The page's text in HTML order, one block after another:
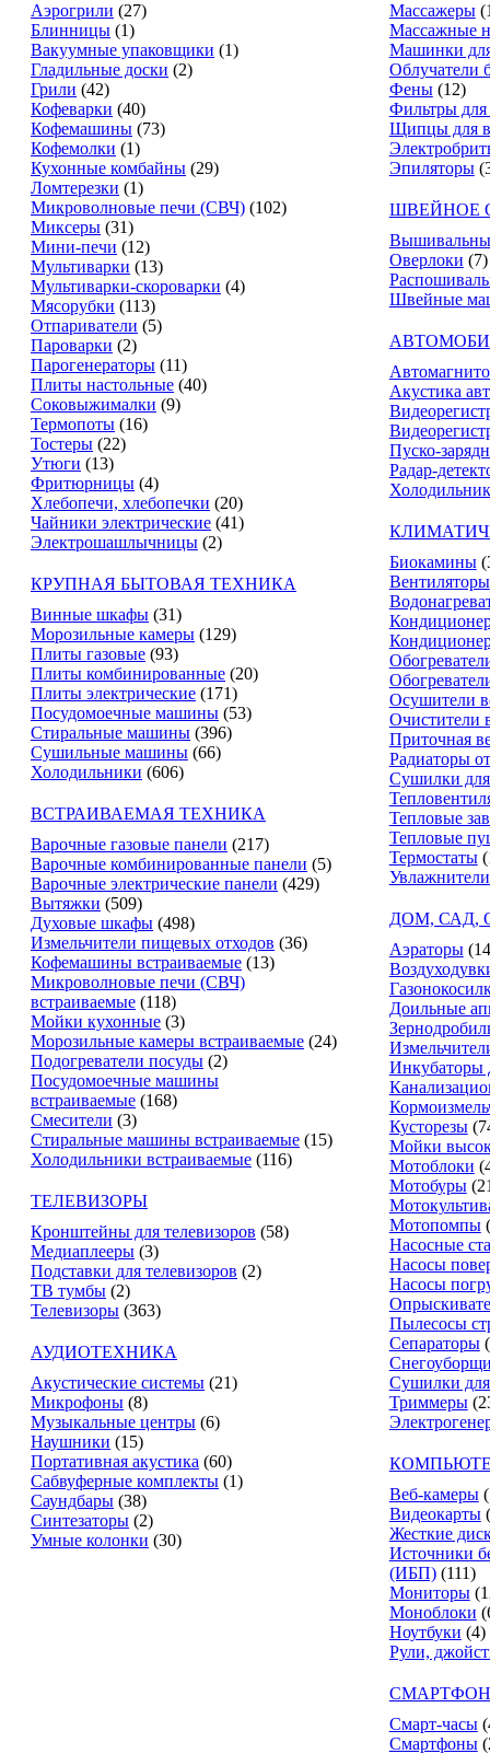
Аэрогрили (27)
Блинницы (1)
Вакуумные упаковщики (1)
Гладильные доски (2)
Грили (42)
Кофеварки (40)
Кофемашины (73)
Кофемолки (1)
Кухонные комбайны (29)
Ломтерезки (1)
Микроволновые печи (СВЧ) (102)
Миксеры (31)
Мини-печи (12)
Мультиварки (13)
Мультиварки-скороварки (4)
Мясорубки (113)
Отпариватели (5)
Пароварки (2)
Парогенераторы (11)
Плиты настольные (40)
Соковыжималки (9)
Термопоты (16)
Тостеры (22)
Утюги (13)
Фритюрницы (4)
Хлебопечи, хлебопечки (20)
Чайники электрические (41)
Электрошашлычницы (2)
КРУПНАЯ БЫТОВАЯ ТЕХНИКА
Винные шкафы (31)
Морозильные камеры (129)
Плиты газовые (93)
Плиты комбинированные (20)
Плиты электрические (171)
Посудомоечные машины (53)
Стиральные машины (396)
Сушильные машины (66)
Холодильники (606)
ВСТРАИВАЕМАЯ ТЕХНИКА
Варочные газовые панели (217)
Варочные комбинированные панели (5)
Варочные электрические панели (429)
Вытяжки (509)
Духовые шкафы (498)
Измельчители пищевых отходов (36)
Кофемашины встраиваемые (13)
Микроволновые печи (СВЧ)
встраиваемые (118)
Мойки кухонные (3)
Морозильные камеры встраиваемые (24)
Подогреватели посуды (2)
Посудомоечные машины
встраиваемые (168)
Смесители (3)
Стиральные машины встраиваемые (15)
Холодильники встраиваемые (116)
ТЕЛЕВИЗОРЫ
Кронштейны для телевизоров (58)
Медиаплееры (3)
Подставки для телевизоров (2)
ТВ тумбы (2)
Телевизоры (363)
АУДИОТЕХНИКА
Акустические системы (21)
Микрофоны (8)
Музыкальные центры (6)
Наушники (15)
Портативная акустика (60)
Сабвуферные комплекты (1)
Саундбары (38)
Синтезаторы (2)
Умные колонки (30)
Массажеры
Массажные
Машинки
Облучатели
Фены (12)
Фильтры
Щипцы для
Эпиляторы
ШВЕЙНОЕ
Оверлоки (7)
Швейные
Акустика
Пуско-
Радар-
Биокамины
Вентиляторы
Осушители
Очистители
Приточная
Радиаторы
Сушилки
Тепловые
Тепловые
Термостаты
ДОМ, САД,
Аэраторы
Доильные
Инкубаторы
Кусторезы
Мойки
Мотоблоки
Мотобуры
Мотопомпы
Насосные
Насосы
Насосы
Пылесосы
Сепараторы
Сушилки
Триммеры
Веб-камеры
Видеокарты
Жесткие
Источники
(ИБП) (111)
Мониторы
Моноблоки
Ноутбуки (4)
Рули,
Смарт-часы
Смартфоны